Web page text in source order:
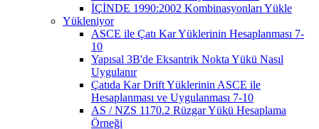
İÇİNDE 1990:2002 Kombinasyonları Yükle
Yükleniyor
ASCE ile Çatı Kar Yüklerinin Hesaplanması 7-
10
Yapısal 3B'de Eksantrik Nokta Yükü Nasıl
Uygulanır
Çatıda Kar Drift Yüklerinin ASCE ile
Hesaplanması ve Uygulanması 7-10
AS / NZS 1170.2 Rüzgar Yükü Hesaplama
Örneği